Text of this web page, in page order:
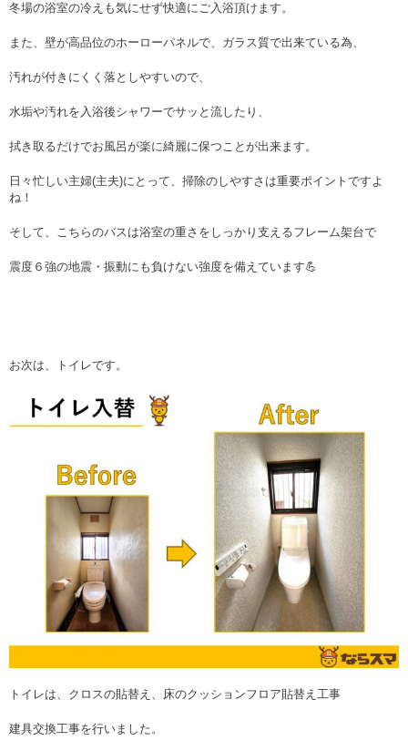
冬場の浴室の冷えも気にせず快適にご入浴頂けます。
また、壁が高品位のホーローパネルで、ガラス質で出来ている為、
汚れが付きにくく落としやすいので、
水垢や汚れを入浴後シャワーでサッと流したり、
拭き取るだけでお風呂が楽に綺麗に保つことが出来ます。
日々忙しい主婦(主夫)にとって、掃除のしやすさは重要ポイントですよ
ね！
そして、こちらのバスは浴室の重さをしっかり支えるフレーム架台で
震度６強の地震・振動にも負けない強度を備えています💪
お次は、トイレです。
トイレは、クロスの貼替え、床のクッションフロア貼替え工事
建具交換工事を行いました。